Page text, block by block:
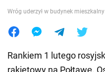
Jedzenie
Wróg uderzył w budynek
Rankiem 1 lutego